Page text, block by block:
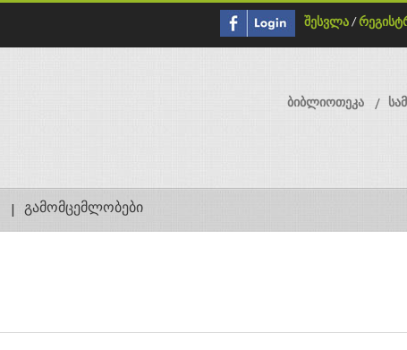
შესვლა /
ბიბლიოთეკა
გამომცემლობები